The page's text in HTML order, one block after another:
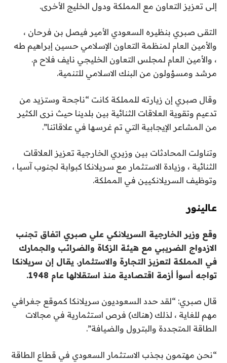
إلى تعزيز التعاون مع المملكة ودول الخليج الأخرى.
التقى صبري بنظيره السعودي الأمير فيصل بن فرحان ،
والأمين العام لمنظمة التعاون الإسلامي حسين إبراهيم طه
، والأمين العام لمجلس التعاون الخليجي نايف فلاح م.
مرشد ومسؤولون من البنك الاسلامي للتنمية.
وقال صبري إن زيارته للمملكة كانت “ناجحة وستزيد من
تدعيم وتقوية العلاقات الثنائية بين بلدينا حيث نرى الكثير
من المشاعر الإيجابية التي تم غرسها في علاقاتنا”.
وتناولت المحادثات بين وزيري الخارجية تعزيز العلاقات
الثنائية ، وزيادة الاستثمار مع سريلانكا كبوابة لجنوب آسيا ،
وتوظيف السريلانكيين في المملكة.
عالينور
وقع وزير الخارجية السريلانكي علي صبري اتفاق تجنب
الازدواج الضريبي مع هيئة الزكاة والضرائب والجمارك
في المملكة لتعزيز التجارة والاستثمار. يقال إن سريلانكا
تواجه أسوأ أزمة اقتصادية منذ استقلالها عام 1948.
قال صبري: “لقد حدد السعوديون سريلانكا كموقع جغرافي
مهم للغاية ، لذلك (هناك) فرص استثمارية في مجالات
الطاقة المتجددة والبترول والضيافة”.
“نحن مهتمون بجذب الاستثمار السعودي في قطاع الطاقة